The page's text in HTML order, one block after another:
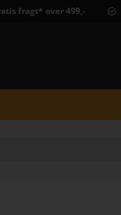
fragt* over 499,-